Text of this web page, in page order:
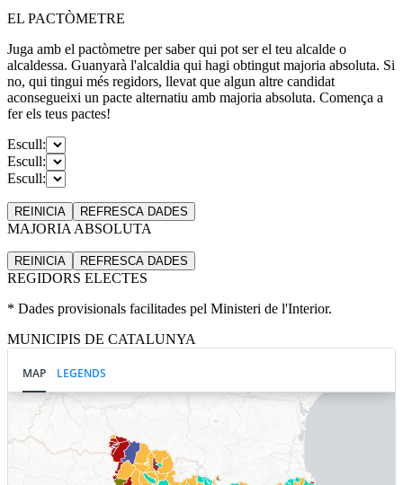
EL PACTÒMETRE
Juga amb el pactòmetre per saber qui pot ser el teu alcalde o
alcaldessa. Guanyarà l'alcaldia qui hagi obtingut majoria absoluta. Si
no, qui tingui més regidors, llevat que algun altre candidat
aconsegueixi un pacte alternatiu amb majoria absoluta. Comença a
fer els teus pactes!
Escull:
Escull:
Escull:
REINICIA REFRESCA DADES
MAJORIA ABSOLUTA
REINICIA REFRESCA DADES
REGIDORS ELECTES
* Dades provisionals facilitades pel Ministeri de l'Interior.
MUNICIPIS DE CATALUNYA